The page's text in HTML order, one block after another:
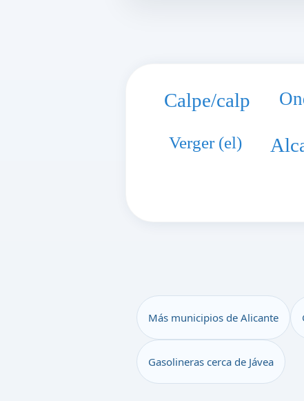
Calpe/calp
Verger (el)
Más municipios de Alicante
Gasolineras cerca de Jávea